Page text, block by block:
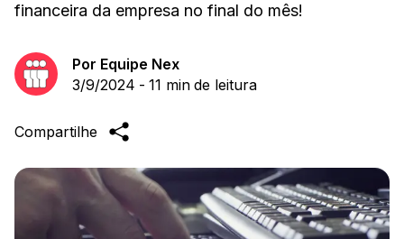
financeira da empresa no final do mês!
Por Equipe Nex
3/9/2024 - 11 min de leitura
Compartilhe